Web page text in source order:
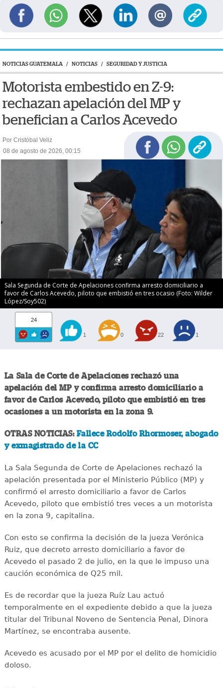
NOTICIAS GUATEMALA / NOTICIAS / SEGURIDAD Y JUSTICIA
Motorista embestido en Z-9:
rechazan apelación del MP y
benefician a Carlos Acevedo
Por Cristóbal Veliz
08 de agosto de 2026, 00:15
Sala Segunda de Corte de Apelaciones confirma arresto domiciliario a
favor de Carlos Acevedo, piloto que embistió en tres ocasio (Foto: Wilder
López/Soy502)
24
1 0 22 1
La Sala de Corte de Apelaciones rechazó una
apelación del MP y confirma arresto domiciliario a
favor de Carlos Acevedo, piloto que embistió en tres
ocasiones a un motorista en la zona 9.
OTRAS NOTICIAS: Fallece Rodolfo Rhormoser, abogado
y exmagistrado de la CC
La Sala Segunda de Corte de Apelaciones rechazó la
apelación presentada por el Ministerio Público (MP) y
confirmó el arresto domiciliario a favor de Carlos
Acevedo, piloto que embistió tres veces a un motorista
en la zona 9, capitalina.
Con esto se confirma la decisión de la jueza Verónica
Ruiz, que decreto arresto domiciliario a favor de
Acevedo el pasado 2 de julio, en la que le impuso una
caución económica de Q25 mil.
Es de recordar que la jueza Ruíz Lau actuó
temporalmente en el expediente debido a que la jueza
titular del Tribunal Noveno de Sentencia Penal, Dinora
Martínez, se encontraba ausente.
Acevedo es acusado por el MP por el delito de homicidio
doloso.